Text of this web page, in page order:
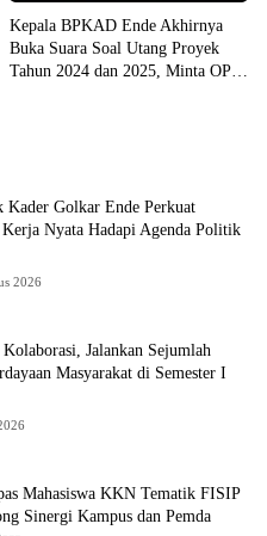
Kepala BPKAD Ende Akhirnya
Buka Suara Soal Utang Proyek
Tahun 2024 dan 2025, Minta OPD
Kader Golkar Ende Perkuat
Nyata Hadapi Agenda Politik
2026
Jalankan Sejumlah
Masyarakat di Semester I
Mahasiswa KKN Tematik FISIP
Sinergi Kampus dan Pemda